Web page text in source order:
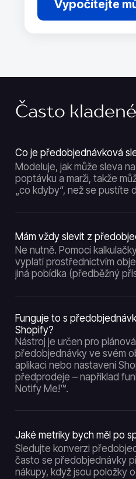
Vypočítejte
Často
Co je předobjednávková
Modeluje, jak může sleva
poptávku a marži, takže
„co kdyby“, než se pustíte
Mám vždy slevit z
Ne nutně. Pomocí
vyplatí prostřednictvím
jiná pobídka (předběžný
Funguje to s
Shopify?
Nástroj je určen pro
předobjednávky ve svém
aplikaci nebo nastavení
předprodeje – například
Notify Me!™.
Jaké metriky bych měl po
Sledujte konverzi
často se předobjednávky
nákupy, když jsou položky